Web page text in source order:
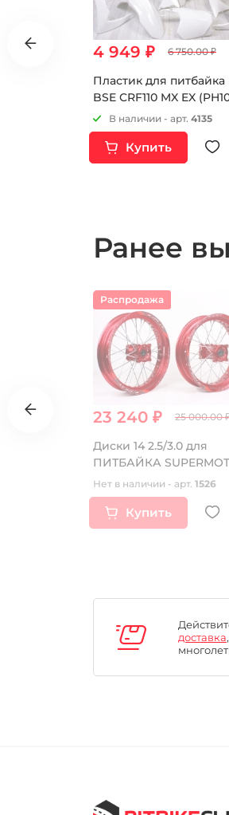
4 949 ₽ 6 750.00 ₽
Пластик для питбайка
BSE CRF110 MX EX
2015-2023) Белый
В наличии - арт. 4135
Купить
Ранее
Распродажа
23 240 ₽ 25 000.00
Диски 14 2.5/3.0 для
ПИТБАЙКА
RIDE IT красные
Нет в наличии - арт. 1526
Купить
доставка